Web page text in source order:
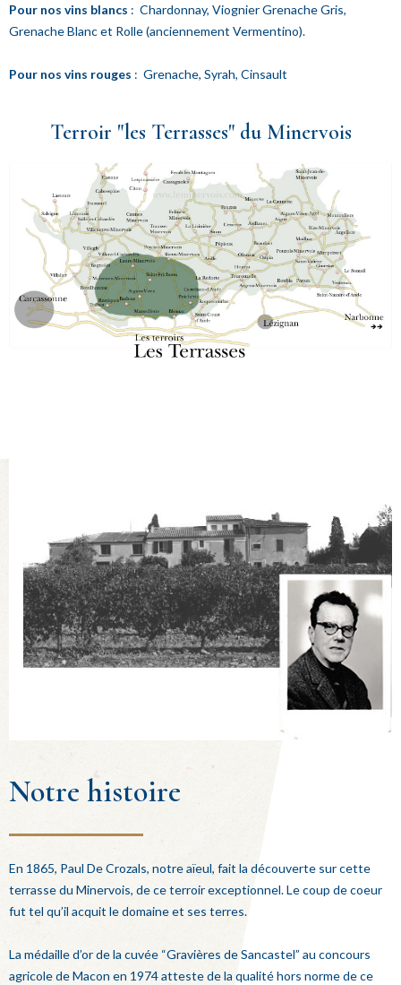
Pour nos vins blancs : Chardonnay, Viognier Grenache Gris,
Grenache Blanc et Rolle (anciennement Vermentino).
Pour nos vins rouges : Grenache, Syrah, Cinsault
Terroir "les Terrasses" du Minervois
Notre histoire
En 1865, Paul De Crozals, notre aïeul, fait la découverte sur cette
terrasse du Minervois, de ce terroir exceptionnel. Le coup de coeur
fut tel qu’il acquit le domaine et ses terres.
La médaille d’or de la cuvée “Gravières de Sancastel” au concours
agricole de Macon en 1974 atteste de la qualité hors norme de ce